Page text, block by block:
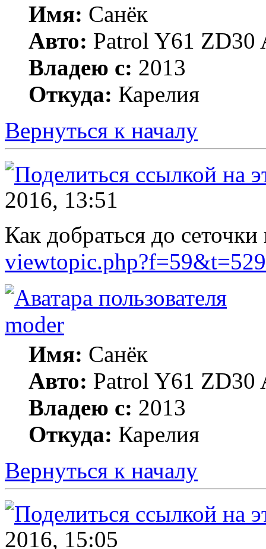
Имя: Санёк
Авто: Patrol Y61 ZD30
Владею с: 2013
Откуда: Карелия
Вернуться к началу
2016, 13:51
Как добраться до
moder
Имя: Санёк
Авто: Patrol Y61 ZD30
Владею с: 2013
Откуда: Карелия
Вернуться к началу
2016, 15:05